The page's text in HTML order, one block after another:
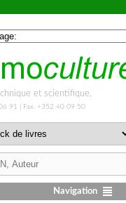
et scientifique.
91 | Fax. +352 40 09 50
Navigation